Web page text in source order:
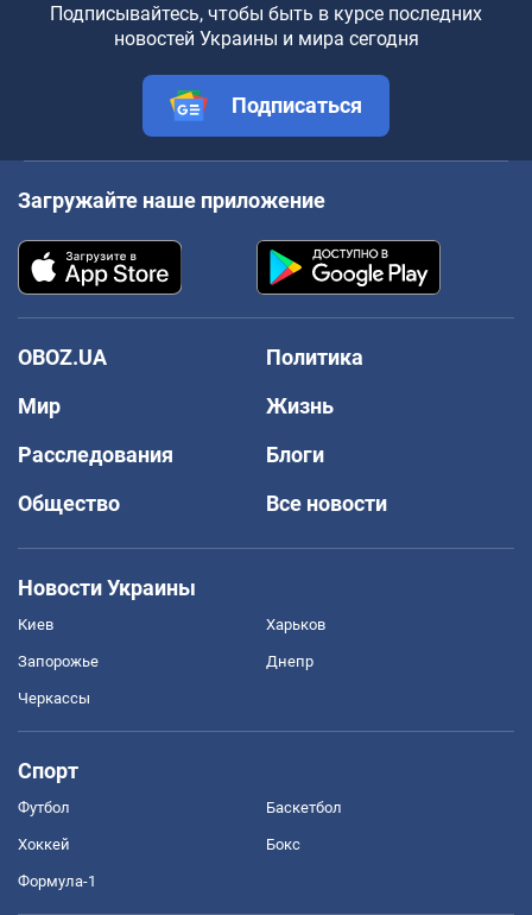
Подписывайтесь, чтобы быть в курсе последних
новостей Украины и мира сегодня
Подписаться
Загружайте наше приложение
OBOZ.UA
Политика
Мир
Жизнь
Расследования
Блоги
Общество
Все новости
Новости Украины
Киев Харьков
Запорожье Днепр
Черкассы
Спорт
Футбол Баскетбол
Хоккей Бокс
Формула-1